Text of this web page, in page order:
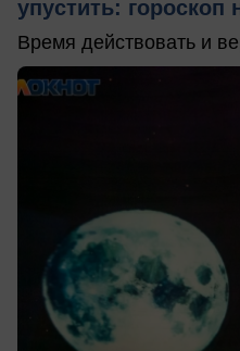
упустить: гороскоп
Время действовать и